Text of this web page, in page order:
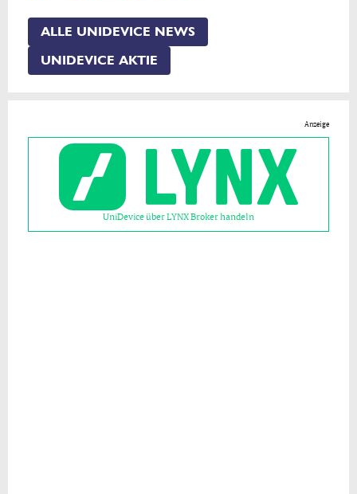
ALLE UNIDEVICE NEWS
UNIDEVICE AKTIE
Anzeige
UniDevice über LYNX Broker handeln